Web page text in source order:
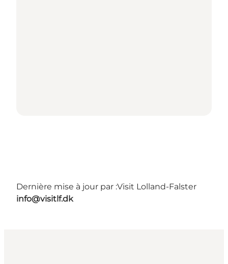
Dernière mise à jour par :Visit Lolland-Falster
info@visitlf.dk